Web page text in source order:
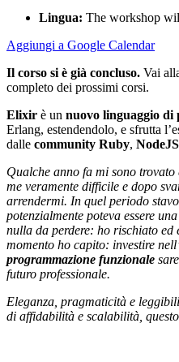
Lingua: The workshop
Aggiungi a Google Calendar
Il corso si è già concluso. Vai
completo dei prossimi corsi.
Elixir è un nuovo linguaggio di
Erlang, estendendolo, e sfrutta
dalle community Ruby,
Qualche anno fa mi sono
me veramente difficile e dopo
arrendermi. In quel periodo
potenzialmente poteva essere
nulla da perdere: ho rischiato ed
momento ho capito: investire
programmazione funzionale
futuro professionale.
Eleganza, pragmaticità e
di affidabilità e scalabilità,